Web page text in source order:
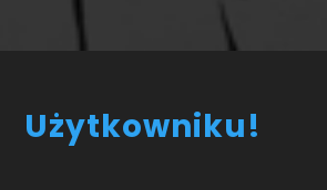
Użytkowniku!